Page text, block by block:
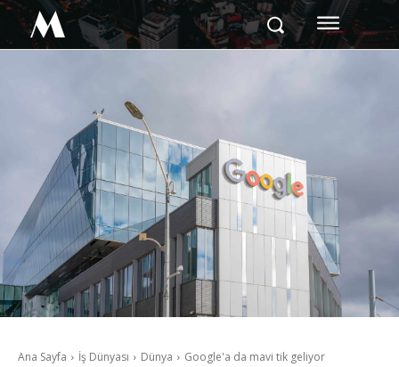
M
Ana Sayfa İş Dünyası Dünya Google'a da mavi tik geliyor